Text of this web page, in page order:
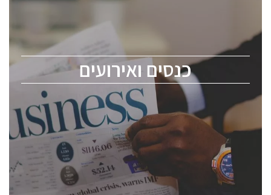
כנסים ואירועים
לכל העוסקים בתעשיית הסמיקונדקטור כולל מהנדסים,
ChipEx2026 will be held on May 12-13, 2026. The
conference is intended for everyone involved in the
semiconductor industry, including engineers,
professional experts, and senior executives.
לחץ לפרטים